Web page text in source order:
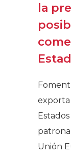
la
exporta
Unión